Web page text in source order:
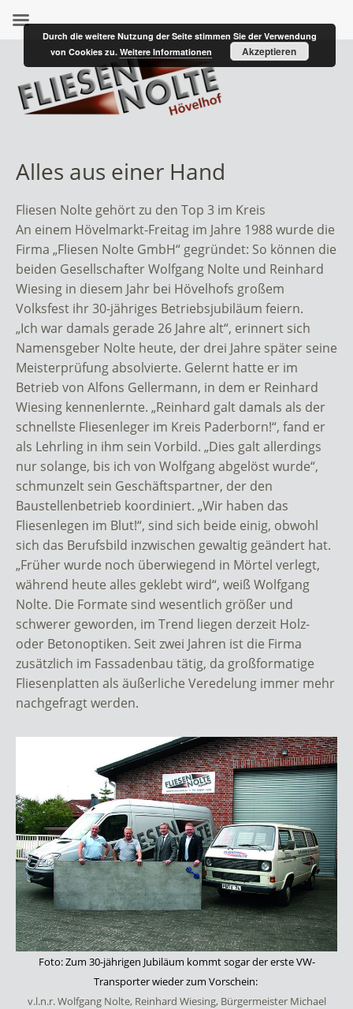
Alles aus einer Hand
Fliesen Nolte gehört zu den Top 3 im Kreis
An einem Hövelmarkt-Freitag im Jahre 1988 wurde die
Firma „Fliesen Nolte GmbH“ gegründet: So können die
beiden Gesellschafter Wolfgang Nolte und Reinhard
Wiesing in diesem Jahr bei Hövelhofs großem
Volksfest ihr 30-jähriges Betriebsjubiläum feiern.
„Ich war damals gerade 26 Jahre alt“, erinnert sich
Namensgeber Nolte heute, der drei Jahre später seine
Meisterprüfung absolvierte. Gelernt hatte er im
Betrieb von Alfons Gellermann, in dem er Reinhard
Wiesing kennenlernte. „Reinhard galt damals als der
schnellste Fliesenleger im Kreis Paderborn!“, fand er
als Lehrling in ihm sein Vorbild. „Dies galt allerdings
nur solange, bis ich von Wolfgang abgelöst wurde“,
schmunzelt sein Geschäftspartner, der den
Baustellenbetrieb koordiniert. „Wir haben das
Fliesenlegen im Blut!“, sind sich beide einig, obwohl
sich das Berufsbild inzwischen gewaltig geändert hat.
„Früher wurde noch überwiegend in Mörtel verlegt,
während heute alles geklebt wird“, weiß Wolfgang
Nolte. Die Formate sind wesentlich größer und
schwerer geworden, im Trend liegen derzeit Holz-
oder Betonoptiken. Seit zwei Jahren ist die Firma
zusätzlich im Fassadenbau tätig, da großformatige
Fliesenplatten als äußerliche Veredelung immer mehr
nachgefragt werden.
Foto: Zum 30-jährigen Jubiläum kommt sogar der erste VW-
Transporter wieder zum Vorschein:
v.l.n.r. Wolfgang Nolte, Reinhard Wiesing, Bürgermeister Michael
Durch die weitere Nutzung der Seite stimmen Sie der Verwendung
von Cookies zu. Weitere Informationen Akzeptieren